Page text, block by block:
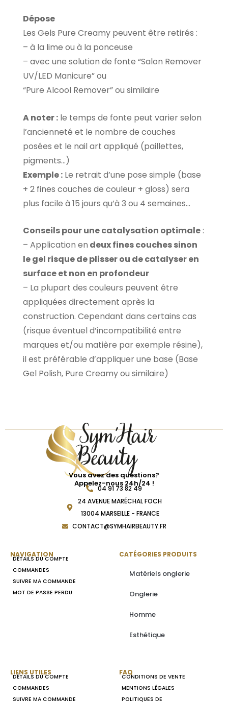
Dépose
Les Gels Pure Creamy peuvent être retirés :
– à la lime ou à la ponceuse
– avec une solution de fonte “Salon Remover
UV/LED Manicure” ou
“Pure Alcool Remover” ou similaire ​
A noter : le temps de fonte peut varier selon
l’ancienneté et le nombre de couches
posées et le nail art appliqué (paillettes,
pigments…)
Exemple : Le retrait d’une pose simple (base
+ 2 fines couches de couleur + gloss) sera
plus facile à 15 jours qu’à 3 ou 4 semaines…
Conseils pour une catalysation optimale:
– Application en deux fines couches sinon
le gel risque de plisser ou de catalyser en
surface et non en profondeur
– La plupart des couleurs peuvent être
appliquées directement après la
construction. Cependant dans certains cas
(risque éventuel d’incompatibilité entre
marques et/ou matière par exemple résine),
il est préférable d’appliquer une base (Base
Gel Polish, Pure Creamy ou similaire)
Vous avez des questions?
Appelez-nous 24h/24 !
04 91 73 82 49
24 AVENUE MARÉCHAL FOCH
13004 MARSEILLE - FRANCE
CONTACT@SYMHAIRBEAUTY.FR
NAVIGATION
DÉTAILS DU COMPTE
COMMANDES
SUIVRE MA COMMANDE
MOT DE PASSE PERDU
CATÉGORIES PRODUITS
Matériels onglerie
Onglerie
Homme
Esthétique
LIENS UTILES
DÉTAILS DU COMPTE
COMMANDES
SUIVRE MA COMMANDE
FAQ
CONDITIONS DE VENTE
MENTIONS LÉGALES
POLITIQUES DE